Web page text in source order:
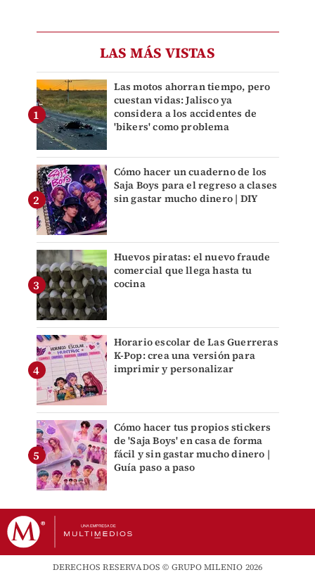
LAS MÁS VISTAS
Las motos ahorran tiempo, pero
cuestan vidas: Jalisco ya
considera a los accidentes de
'bikers' como problema
Cómo hacer un cuaderno de los
Saja Boys para el regreso a clases
sin gastar mucho dinero | DIY
Huevos piratas: el nuevo fraude
comercial que llega hasta tu
cocina
Horario escolar de Las Guerreras
K-Pop: crea una versión para
imprimir y personalizar
Cómo hacer tus propios stickers
de 'Saja Boys' en casa de forma
fácil y sin gastar mucho dinero |
Guía paso a paso
DERECHOS RESERVADOS © GRUPO MILENIO 2026